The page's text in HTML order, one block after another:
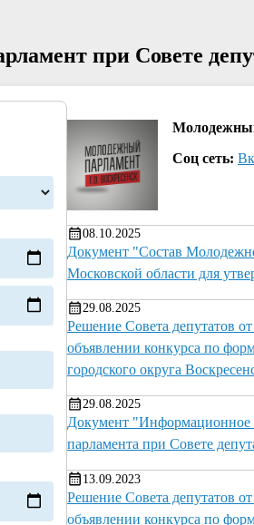
при Совете
Соц сеть:
08.10.2025
Документ "Состав
Московской области для
29.08.2025
Решение Совета депутатов
объявлении конкурса по
городского округа
29.08.2025
Документ "Информационное
парламента при Совете
13.09.2023
Решение Совета депутатов
объявлении конкурса по